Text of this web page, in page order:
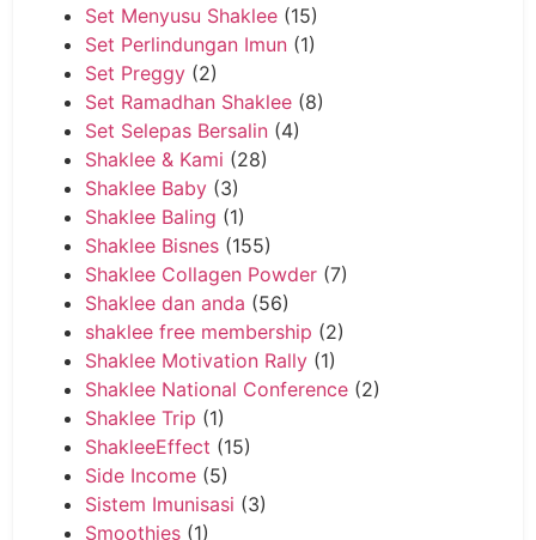
Set Menyusu Shaklee (15)
Set Perlindungan Imun (1)
Set Preggy (2)
Set Ramadhan Shaklee (8)
Set Selepas Bersalin (4)
Shaklee & Kami (28)
Shaklee Baby (3)
Shaklee Baling (1)
Shaklee Bisnes (155)
Shaklee Collagen Powder (7)
Shaklee dan anda (56)
shaklee free membership (2)
Shaklee Motivation Rally (1)
Shaklee National Conference (2)
Shaklee Trip (1)
ShakleeEffect (15)
Side Income (5)
Sistem Imunisasi (3)
Smoothies (1)